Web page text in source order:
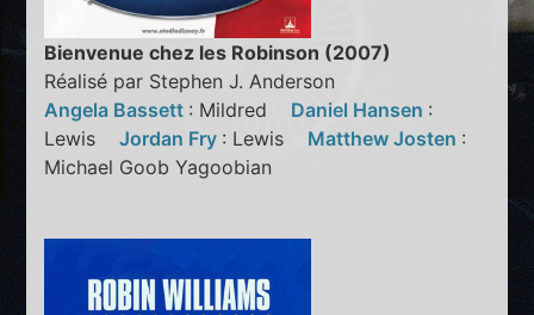
Bienvenue chez les Robinson (2007)
Réalisé par Stephen J. Anderson
Angela Bassett : Mildred Daniel Hansen :
LewisJordan Fry : Lewis Matthew Josten :
Michael Goob Yagoobian